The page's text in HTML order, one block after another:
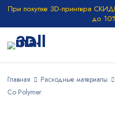
При покупке 3D-принтера
до
Главная Расходные материалы
Co Polymer